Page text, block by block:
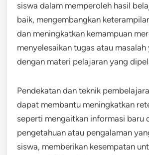
siswa dalam memperoleh hasil
baik, mengembangkan
dan meningkatkan kemampuan
menyelesaikan tugas atau
dengan materi pelajaran yang
Pendekatan dan teknik
dapat membantu meningkatkan
seperti mengaitkan informasi baru
pengetahuan atau pengalaman
siswa, memberikan kesempatan